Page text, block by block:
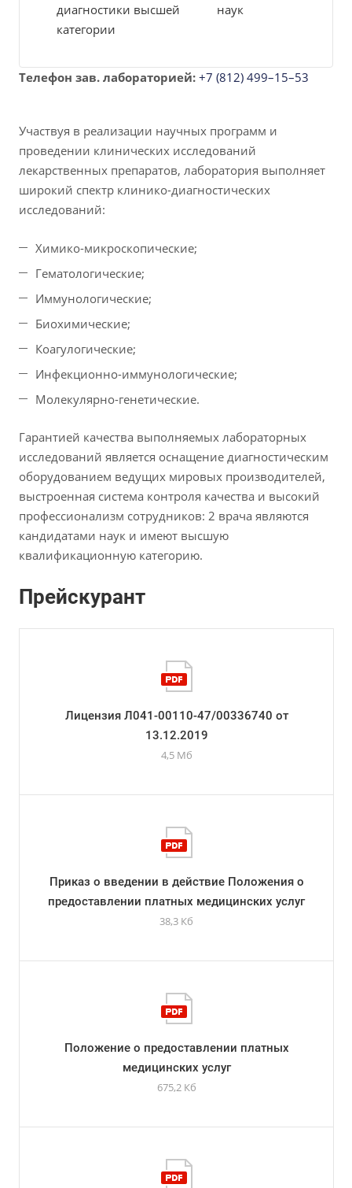
диагностики высшей
категории
наук
Телефон зав. лабораторией: +7 (812) 499–15–53
Участвуя в реализации научных программ и
проведении клинических исследований
лекарственных препаратов, лаборатория выполняет
широкий спектр клинико-диагностических
исследований:
Химико-микроскопические;
Гематологические;
Иммунологические;
Биохимические;
Коагулогические;
Инфекционно-иммунологические;
Молекулярно-генетические.
Гарантией качества выполняемых лабораторных
исследований является оснащение диагностическим
оборудованием ведущих мировых производителей,
выстроенная система контроля качества и высокий
профессионализм сотрудников: 2 врача являются
кандидатами наук и имеют высшую
квалификационную категорию.
Прейскурант
Лицензия Л041-00110-47/00336740 от
13.12.2019
4,5 Мб
Приказ о введении в действие Положения о
предоставлении платных медицинских услуг
38,3 Кб
Положение о предоставлении платных
медицинских услуг
675,2 Кб